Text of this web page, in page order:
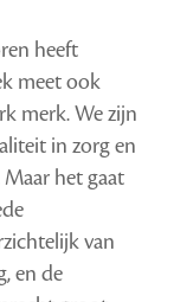
heeft
meet ook
merk. We zijn
in zorg en
het gaat
van
en de